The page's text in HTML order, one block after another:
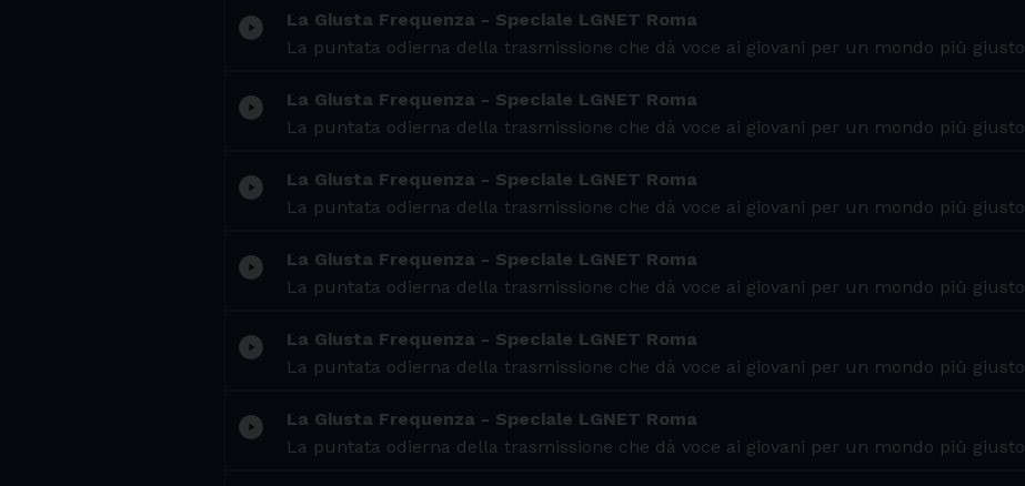
play_circle_filled
La Giusta Frequenza - Speciale LGNET Roma
La puntata odierna della trasmissione che dà voce ai giovani per un mondo più giusto
play_circle_filled
La Giusta Frequenza - Speciale LGNET Roma
La puntata odierna della trasmissione che dà voce ai giovani per un mondo più giusto
play_circle_filled
La Giusta Frequenza - Speciale LGNET Roma
La puntata odierna della trasmissione che dà voce ai giovani per un mondo più giusto
play_circle_filled
La Giusta Frequenza - Speciale LGNET Roma
La puntata odierna della trasmissione che dà voce ai giovani per un mondo più giusto
play_circle_filled
La Giusta Frequenza - Speciale LGNET Roma
La puntata odierna della trasmissione che dà voce ai giovani per un mondo più giusto
play_circle_filled
La Giusta Frequenza - Speciale LGNET Roma
La puntata odierna della trasmissione che dà voce ai giovani per un mondo più giusto